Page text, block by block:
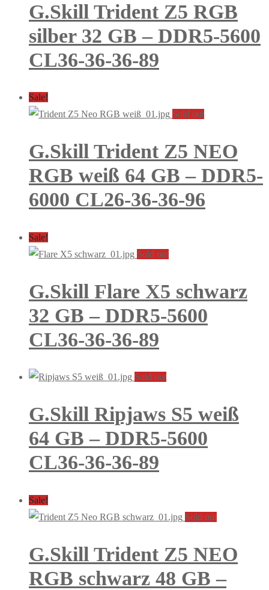
G.Skill Trident Z5 RGB
silber 32 GB – DDR5-5600
CL36-36-36-89
Sale!
Sold out
G.Skill Trident Z5 NEO
RGB weiß 64 GB – DDR5-
6000 CL26-36-36-96
Sale!
Sold out
G.Skill Flare X5 schwarz
32 GB – DDR5-5600
CL36-36-36-89
Sold out
G.Skill Ripjaws S5 weiß
64 GB – DDR5-5600
CL36-36-36-89
Sale!
Sold out
G.Skill Trident Z5 NEO
RGB schwarz 48 GB –